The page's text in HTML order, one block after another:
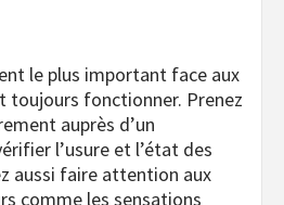
le plus important face aux
toujours fonctionner. Prenez
auprès d’un
l’usure et l’état des
aussi faire attention aux
comme les sensations